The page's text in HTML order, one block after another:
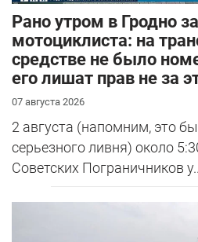
Рано утром в Гродно
мотоциклиста: на
средстве не было
его лишат прав не за
07 августа 2026
2 августа (напомним, это
серьезного ливня) около
Советских Пограничников